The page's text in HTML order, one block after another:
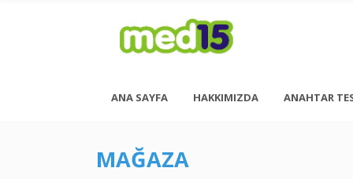
Pazartesi - Cuma 08:00 - 18:00
ANA SAYFA HAKKIMIZDA ANAHTAR
MAĞAZA